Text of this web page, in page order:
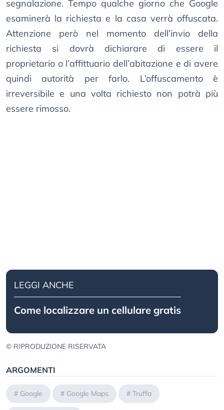
segnalazione. Tempo qualche giorno che Google
esaminerà la richiesta e la casa verrà offuscata.
Attenzione però nel momento dell’invio della
richiesta si dovrà dichiarare di essere il
proprietario o l’affittuario dell’abitazione e di avere
quindi autorità per farlo. L’offuscamento è
irreversibile e una volta richiesto non potrà più
essere rimosso.
LEGGI ANCHE
Come localizzare un cellulare gratis
© RIPRODUZIONE RISERVATA
ARGOMENTI
# Google # Google Maps # Truffa